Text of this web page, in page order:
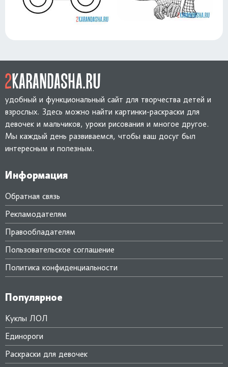
удобный и функциональный сайт для творчества детей и
взрослых. Здесь можно найти картинки-раскраски для
девочек и мальчиков, уроки рисования и многое другое.
Мы каждый день развиваемся, чтобы ваш досуг был
интересным и полезным.
Информация
Обратная связь
Рекламодателям
Правообладателям
Пользовательское соглашение
Политика конфиденциальности
Популярное
Куклы ЛОЛ
Единороги
Раскраски для девочек